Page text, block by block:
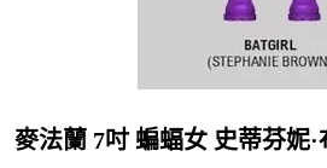
麥法蘭 7吋 蝙蝠女 史蒂芬妮